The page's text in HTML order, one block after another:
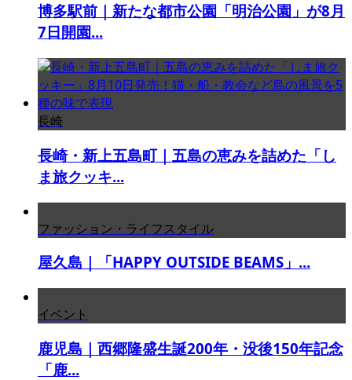
博多駅前｜新たな都市公園「明治公園」が8月
7日開園...
長崎
長崎・新上五島町｜五島の恵みを詰めた「し
ま旅クッキ...
ファッション・ライフスタイル
屋久島｜「HAPPY OUTSIDE BEAMS」...
イベント
鹿児島｜西郷隆盛生誕200年・没後150年記念
「鹿...